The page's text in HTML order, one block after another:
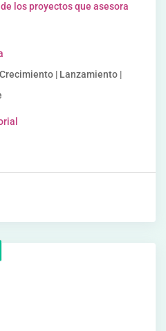
los proyectos que asesora
| Lanzamiento |